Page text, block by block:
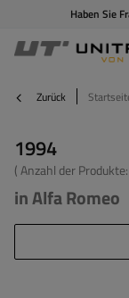
Haben Sie
Zurück
1994
( Anzahl der Produkte:
in Alfa Romeo